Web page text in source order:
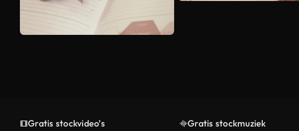
Gratis stockvideo’s Gratis stockmuziek